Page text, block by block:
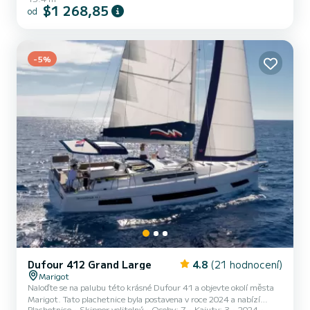
společníkem na nezapomenutelné dovolené v okolí Marigot Pro vaše
od $1 268,85
-5%
Dufour 412 Grand Large 4.8 (21 hodnocení)
Marigot
Naloďte se na palubu této krásné Dufour 41 a objevte okolí města
Marigot. Tato plachetnice byla postavena v roce 2024 a nabízí